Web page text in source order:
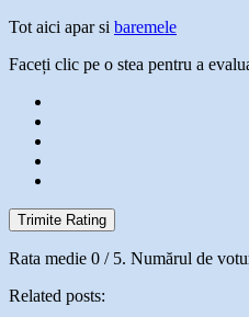
Tot aici apar si baremele
Faceți clic pe o stea pentru a
Trimite Rating
Rata medie 0 / 5. Numărul de
Related posts: